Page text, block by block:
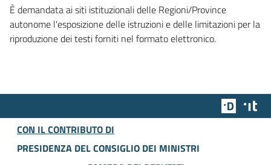
È demandata ai siti istituzionali delle Regioni/Province
autonome l'esposizione delle istruzioni e delle limitazioni per la
riproduzione dei testi forniti nel formato elettronico.
Team
CON IL CONTRIBUTO DI
PRESIDENZA DEL CONSIGLIO DEI MINISTRI